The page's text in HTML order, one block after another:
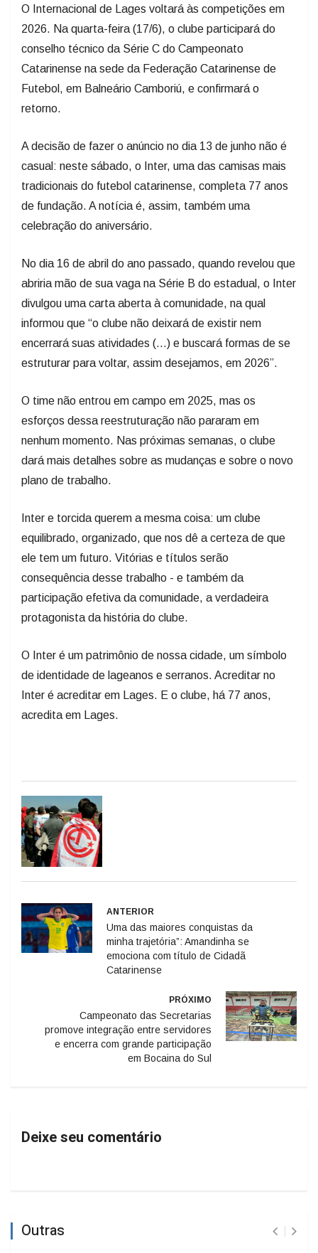
O Internacional de Lages voltará às competições em
2026. Na quarta-feira (17/6), o clube participará do
conselho técnico da Série C do Campeonato
Catarinense na sede da Federação Catarinense de
Futebol, em Balneário Camboriú, e confirmará o
retorno.
A decisão de fazer o anúncio no dia 13 de junho não é
casual: neste sábado, o Inter, uma das camisas mais
tradicionais do futebol catarinense, completa 77 anos
de fundação. A notícia é, assim, também uma
celebração do aniversário.
No dia 16 de abril do ano passado, quando revelou que
abriria mão de sua vaga na Série B do estadual, o Inter
divulgou uma carta aberta à comunidade, na qual
informou que “o clube não deixará de existir nem
encerrará suas atividades (…) e buscará formas de se
estruturar para voltar, assim desejamos, em 2026”.
O time não entrou em campo em 2025, mas os
esforços dessa reestruturação não pararam em
nenhum momento. Nas próximas semanas, o clube
dará mais detalhes sobre as mudanças e sobre o novo
plano de trabalho.
Inter e torcida querem a mesma coisa: um clube
equilibrado, organizado, que nos dê a certeza de que
ele tem um futuro. Vitórias e títulos serão
consequência desse trabalho - e também da
participação efetiva da comunidade, a verdadeira
protagonista da história do clube.
O Inter é um patrimônio de nossa cidade, um símbolo
de identidade de lageanos e serranos. Acreditar no
Inter é acreditar em Lages. E o clube, há 77 anos,
acredita em Lages.
ANTERIOR
Uma das maiores conquistas da
minha trajetória”: Amandinha se
emociona com título de Cidadã
Catarinense
PRÓXIMO
Campeonato das Secretarias
promove integração entre servidores
e encerra com grande participação
em Bocaina do Sul
Deixe seu comentário
Outras